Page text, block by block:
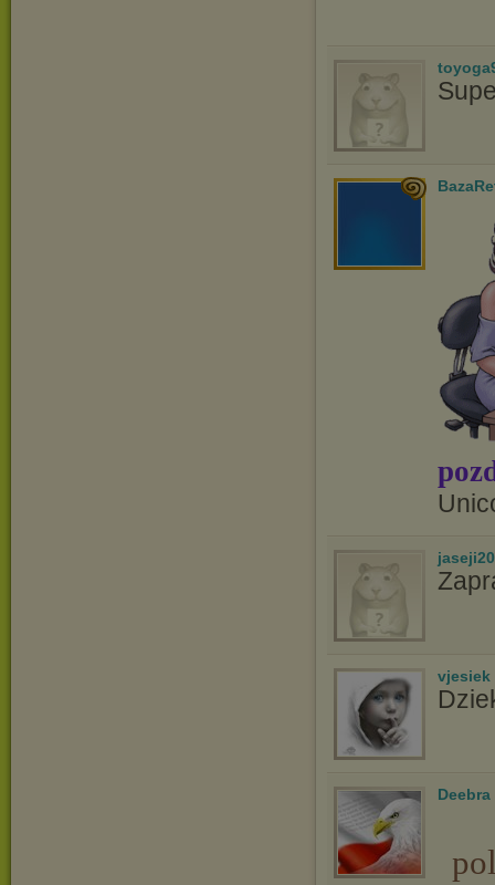
vjesiek
Deebra